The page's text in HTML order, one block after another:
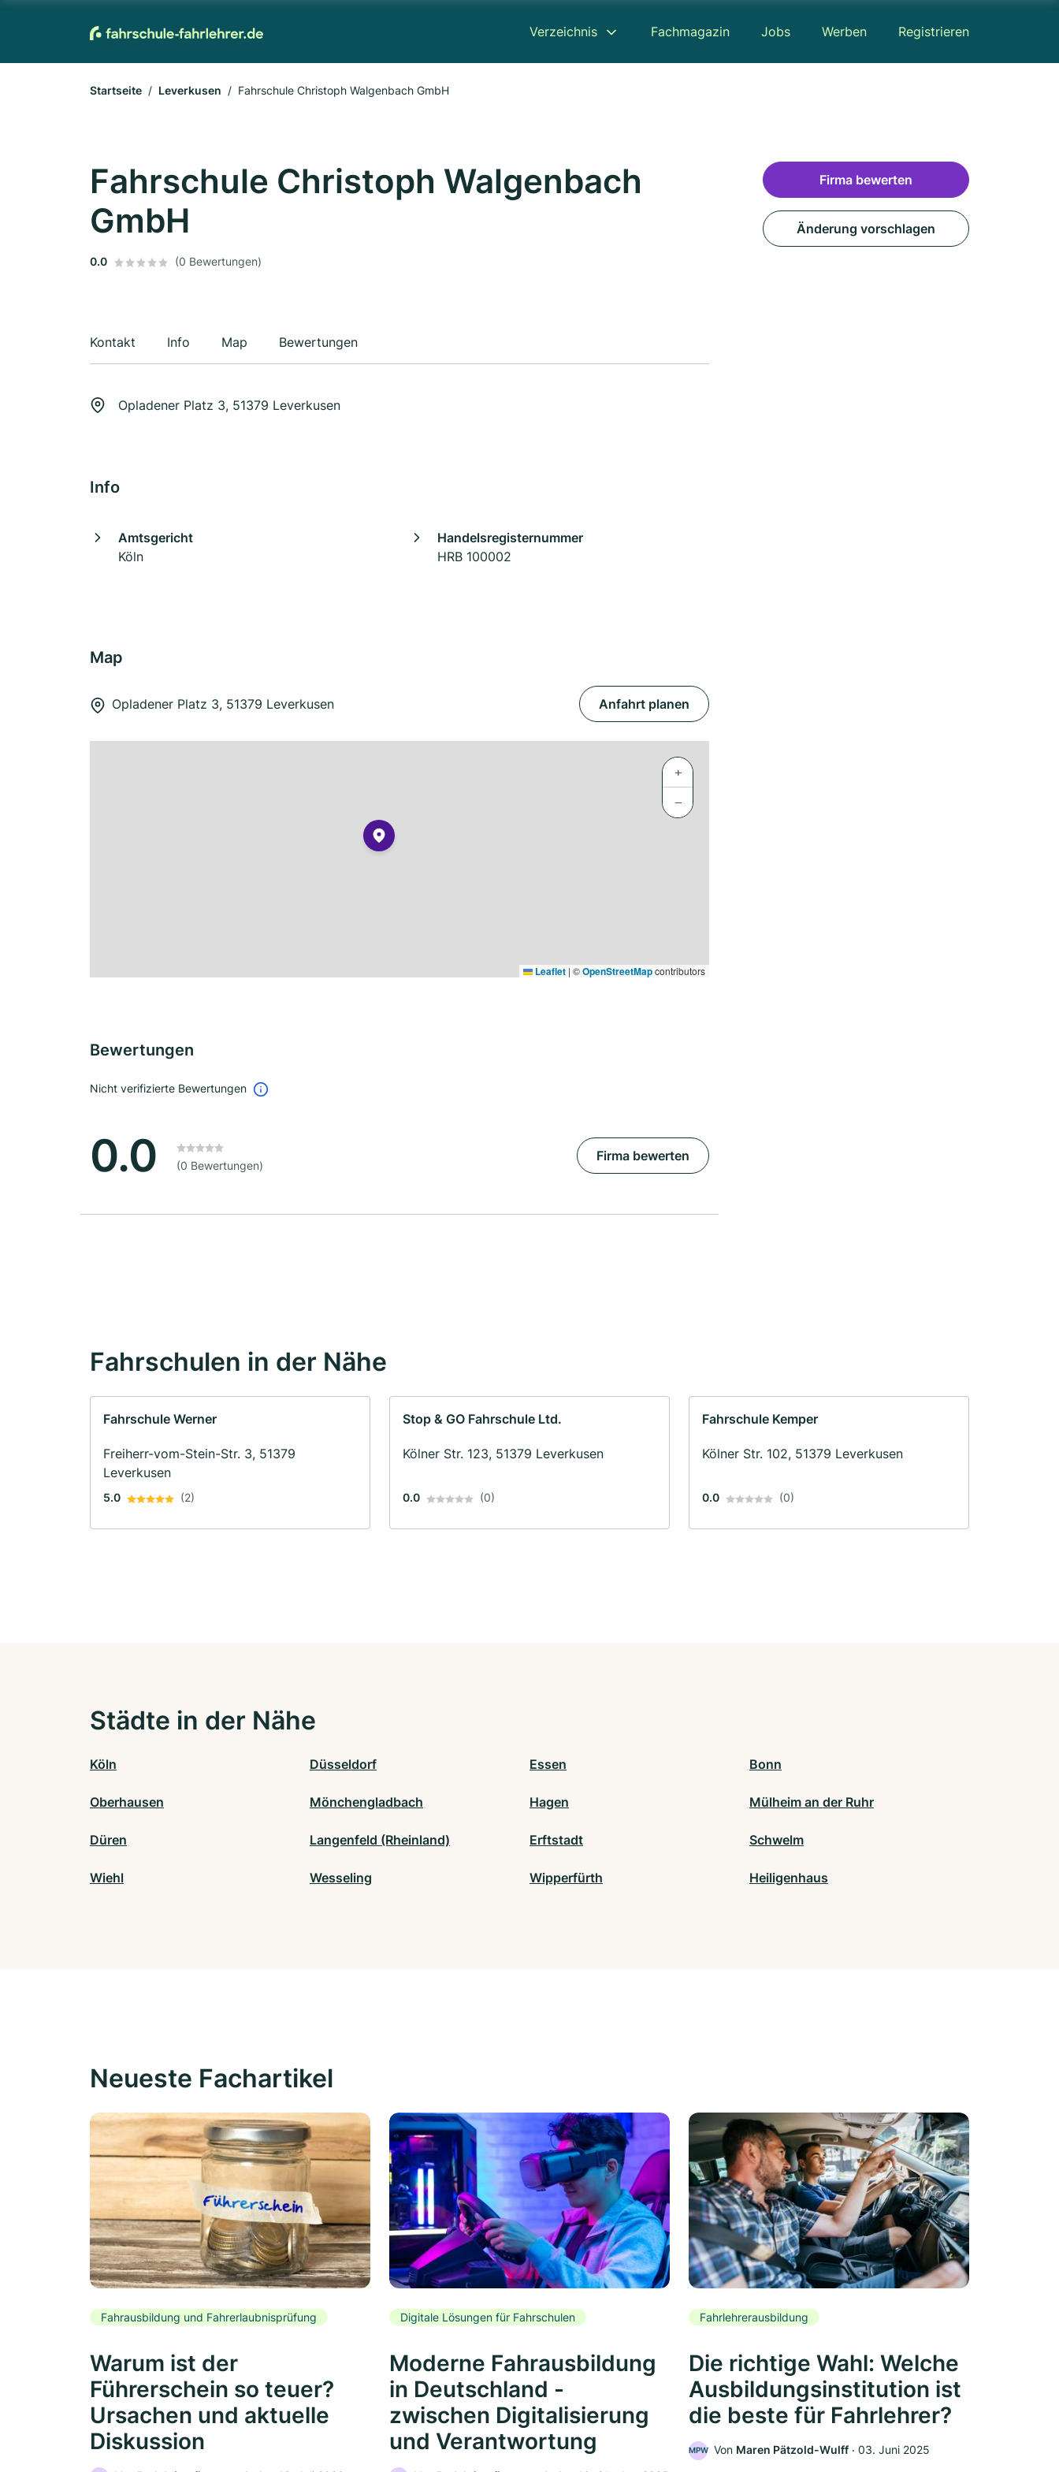
Verzeichnis Fachmagazin Jobs Werben Registrieren
Startseite Leverkusen Fahrschule Christoph Walgenbach GmbH
Fahrschule Christoph Walgenbach
GmbH
0.0 (0 Bewertungen)
Kontakt Info Map Bewertungen
Opladener Platz 3, 51379 Leverkusen
Info
Amtsgericht
Köln
Handelsregisternummer
HRB 100002
Map
Opladener Platz 3, 51379 Leverkusen Anfahrt planen
+
−
Leaflet | ©OpenStreetMapcontributors
Bewertungen
Nicht verifizierte Bewertungen
0.0 (0 Bewertungen)
Firma bewerten
Firma bewerten
Änderung vorschlagen
Fahrschulen in der Nähe
Fahrschule Werner
Freiherr-vom-Stein-Str. 3, 51379
Leverkusen
5.0 (2)
Stop & GO Fahrschule Ltd.
Kölner Str. 123, 51379 Leverkusen
0.0 (0)
Fahrschule Kemper
Kölner Str. 102, 51379 Leverkusen
0.0 (0)
Städte in der Nähe
Köln Düsseldorf Essen Bonn
Oberhausen Mönchengladbach Hagen Mülheim an der Ruhr
Düren Langenfeld (Rheinland) Erftstadt Schwelm
Wiehl Wesseling Wipperfürth Heiligenhaus
Neueste Fachartikel
Fahrausbildung und Fahrerlaubnisprüfung
Warum ist der
Führerschein so teuer?
Ursachen und aktuelle
Diskussion
Digitale Lösungen für Fahrschulen
Moderne Fahrausbildung
in Deutschland -
zwischen Digitalisierung
und Verantwortung
Fahrlehrerausbildung
Die richtige Wahl: Welche
Ausbildungsinstitution ist
die beste für Fahrlehrer?
MPW Von Maren Pätzold-Wulff ‧ 03. Juni 2025